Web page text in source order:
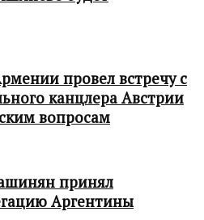
провел встречу с
канцлера Австрии
вопросам
принял
Аргентины